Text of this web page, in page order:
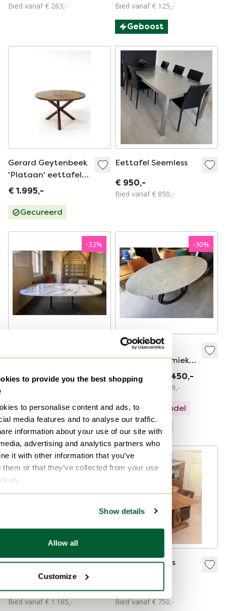
to provide you the best shopping
to personalise content and ads, to
media features and to analyse our traffic.
information about your use of our site with
advertising and analytics partners who
it with other information that you’ve
them or that they’ve collected from your use
Show details
Allow all
Customize
Bied vanaf € 263,-
Bied vanaf € 125,-
Geboost
Gerard Geytenbeek
'Plataan' eettafel
vintage
€ 1.995,-
Gecureerd
Eettafel Seemless
€ 950,-
Bied vanaf € 850,-
-32%
tafel 260 x 120
€ 5.895,- € 3.995,-
Gecureerd
-30%
Harvink Fier
eettafel Keramiek
€ 3.495,-
€ 2.450,-
Bied vanaf € 2.449,-
Showroommodel
Gecureerd
Tundra eettafel –
massief teak
€ 1.265,-
Bied vanaf € 1.165,-
Super gave (als
stoelen!!
€ 850,-
Bied vanaf € 750,-